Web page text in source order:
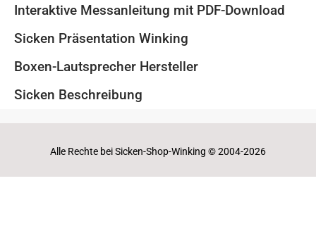
Interaktive Messanleitung mit PDF-Download
Sicken Präsentation Winking
Boxen-Lautsprecher Hersteller
Sicken Beschreibung
Alle Rechte bei Sicken-Shop-Winking © 2004-2026